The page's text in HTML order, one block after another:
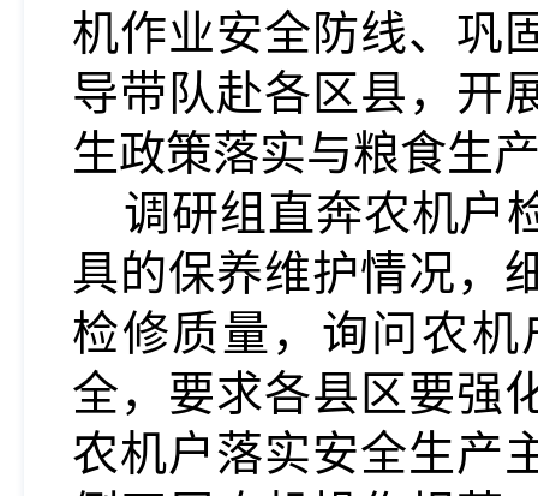
机作业安全防线、巩
导带队赴各区县，开
生政策落实与粮食生
调研组直奔农机户
具的保养维护情况，
检修质量，询问农
全， 要求各县区要强
农机户落实安全生产